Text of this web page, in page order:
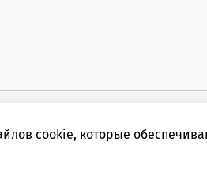
cookie, которые